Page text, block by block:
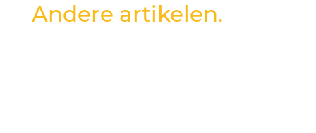
Andere artikelen.